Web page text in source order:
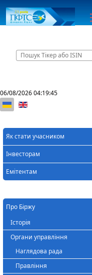
06/08/202604:19:45
Оберіть свою мову
Як стати учасником
Інвесторам
Емітентам
Про Біржу
Історія
Органи управління
Наглядова рада
Правління